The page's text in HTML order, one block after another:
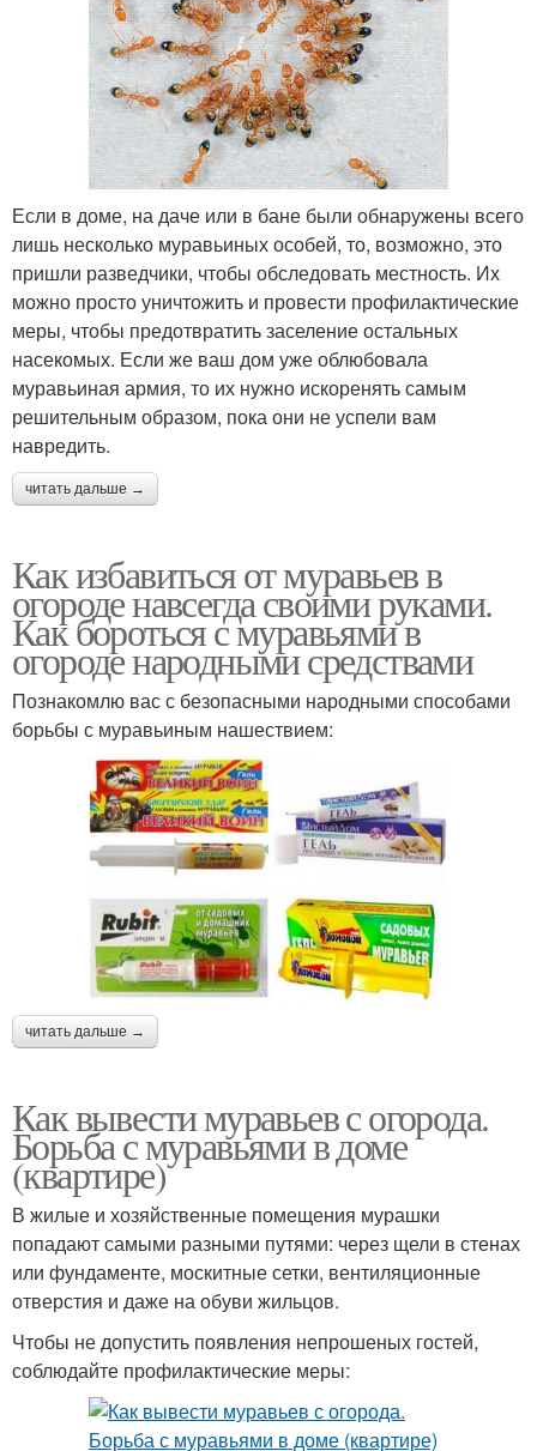
Если в доме, на даче или в бане были обнаружены всего
лишь несколько муравьиных особей, то, возможно, это
пришли разведчики, чтобы обследовать местность. Их
можно просто уничтожить и провести профилактические
меры, чтобы предотвратить заселение остальных
насекомых. Если же ваш дом уже облюбовала
муравьиная армия, то их нужно искоренять самым
решительным образом, пока они не успели вам
навредить.
читать дальше →
Как избавиться от муравьев в
огороде навсегда своими руками.
Как бороться с муравьями в
огороде народными средствами
Познакомлю вас с безопасными народными способами
борьбы с муравьиным нашествием:
читать дальше →
Как вывести муравьев с огорода.
Борьба с муравьями в доме
(квартире)
В жилые и хозяйственные помещения мурашки
попадают самыми разными путями: через щели в стенах
или фундаменте, москитные сетки, вентиляционные
отверстия и даже на обуви жильцов.
Чтобы не допустить появления непрошеных гостей,
соблюдайте профилактические меры: